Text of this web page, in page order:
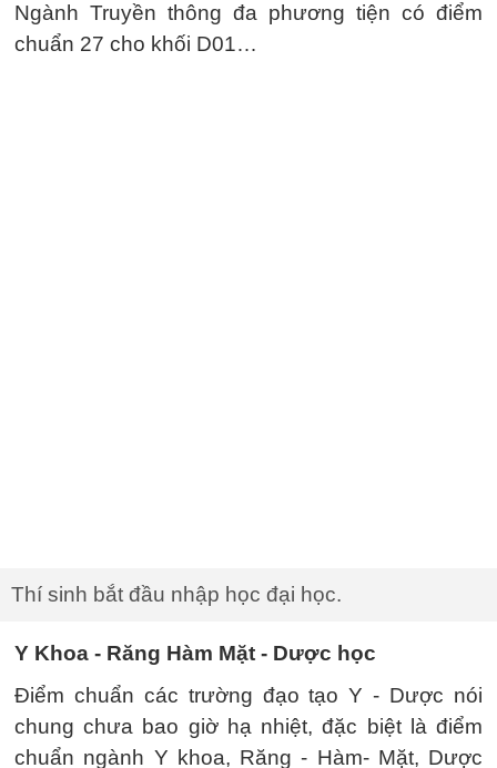
Ngành Truyền thông đa phương tiện có điểm
chuẩn 27 cho khối D01…
Thí sinh bắt đầu nhập học đại học.
Y Khoa - Răng Hàm Mặt - Dược học
Điểm chuẩn các trường đạo tạo Y - Dược nói
chung chưa bao giờ hạ nhiệt, đặc biệt là điểm
chuẩn ngành Y khoa, Răng - Hàm- Mặt, Dược